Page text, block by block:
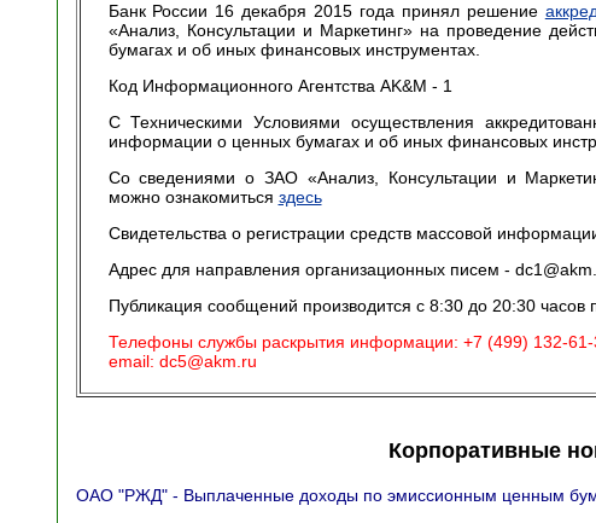
Банк России 16 декабря 2015 года принял решение
«Анализ, Консультации и Маркетинг» на проведение
бумагах и об иных финансовых инструментах.
Код Информационного Агентства AK&M - 1
С Техническими Условиями осуществления
информации о ценных бумагах и об иных финансовых
Со сведениями о ЗАО «Анализ, Консультации и
можно ознакомиться здесь
Свидетельства о регистрации средств массовой
Адрес для направления организационных писем -
Публикация сообщений производится с 8:30 до 20:30 часов
Телефоны службы раскрытия информации: +7 (499) 132-
email: dc5@akm.ru
Корпоративные
ОАО "РЖД" - Выплаченные доходы по эмиссионным ценным